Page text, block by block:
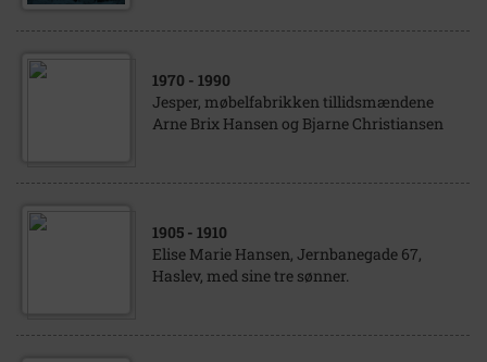
1970 - 1990
Jesper, møbelfabrikken tillidsmændene
Arne Brix Hansen og Bjarne Christiansen
1905 - 1910
Elise Marie Hansen, Jernbanegade 67,
Haslev, med sine tre sønner.